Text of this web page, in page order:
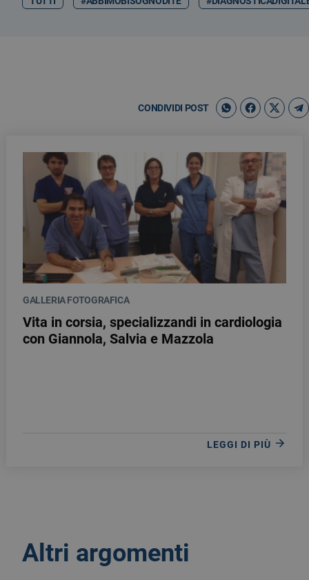
CONDIVIDI POST
GALLERIA FOTOGRAFICA
Vita in corsia, specializzandi in cardiologia
con Giannola, Salvia e Mazzola
LEGGI DI PIÙ
Altri argomenti